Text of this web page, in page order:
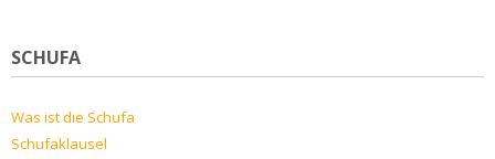
SCHUFA
Was ist die Schufa
Schufaklausel